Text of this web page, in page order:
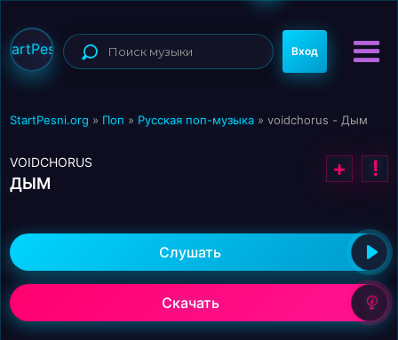
Вход
StartPesni.org » Поп » Русская поп-музыка » voidchorus - Дым
VOIDCHORUS
ДЫМ
+ !
Слушать
Скачать